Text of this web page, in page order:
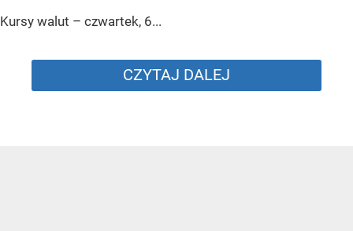
Kursy walut – czwartek, 6...
CZYTAJ DALEJ